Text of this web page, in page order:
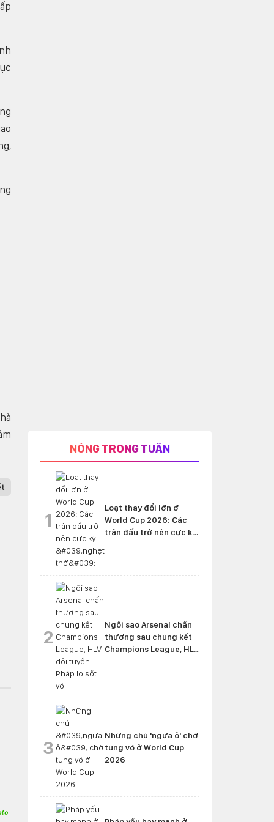
NÓNG TRONG TUẦN
1
Loạt thay đổi lớn ở
World Cup 2026: Các
trận đấu trở nên cực kỳ
2
Ngôi sao Arsenal chấn
thương sau chung kết
Champions League, HLV
3
Những chú 'ngựa ô' chờ
tung vó ở World Cup
2026